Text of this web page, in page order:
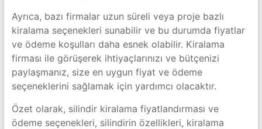
Ayrıca, bazı firmalar uzun süreli veya proje bazlı
kiralama seçenekleri sunabilir ve bu durumda fiyatlar
ve ödeme koşulları daha esnek olabilir. Kiralama
firması ile görüşerek ihtiyaçlarınızı ve bütçenizi
paylaşmanız, size en uygun fiyat ve ödeme
seçeneklerini sağlamak için yardımcı olacaktır.
Özet olarak, silindir kiralama fiyatlandırması ve
ödeme seçenekleri, silindirin özellikleri, kiralama